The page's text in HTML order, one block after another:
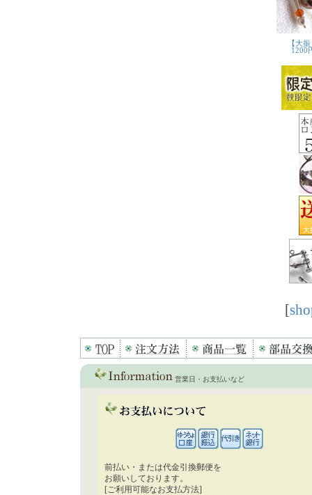
[
営業日・お支払いなど
前払い・または代金引換郵便を
お願いしております。
[ご利用可能なお支払方法]